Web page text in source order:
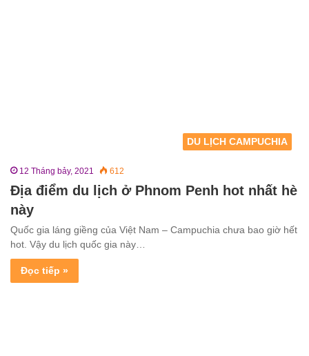
DU LỊCH CAMPUCHIA
12 Tháng bảy, 2021 612
Địa điểm du lịch ở Phnom Penh hot nhất hè
này
Quốc gia láng giềng của Việt Nam – Campuchia chưa bao giờ hết
hot. Vậy du lịch quốc gia này…
Đọc tiếp »